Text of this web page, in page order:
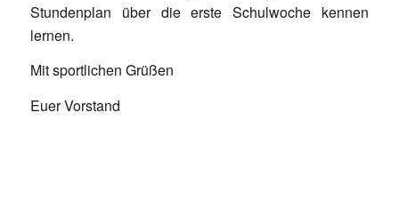
Stundenplan über die erste Schulwoche kennen
lernen.
Mit sportlichen Grüßen
Euer Vorstand